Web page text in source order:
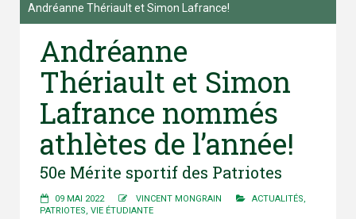
Andréanne Thériault et Simon Lafrance!
Andréanne
Thériault et Simon
Lafrance nommés
athlètes de l’année!
50e Mérite sportif des Patriotes
09 MAI 2022 VINCENT MONGRAIN ACTUALITÉS
PATRIOTES VIE ÉTUDIANTE